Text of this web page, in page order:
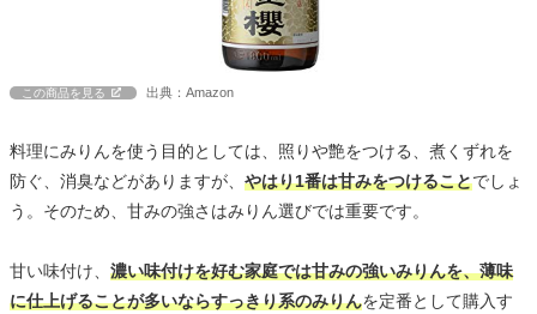
この商品を見る 出典：Amazon
料理にみりんを使う目的としては、照りや艶をつける、煮くずれを
防ぐ、消臭などがありますが、 やはり1番は甘みをつけることでしょ
う。そのため、甘みの強さはみりん選びでは重要です。
甘い味付け、 濃い味付けを好む家庭では甘みの強いみりんを、薄味
に仕上げることが多いならすっきり系のみりんを定番として購入す